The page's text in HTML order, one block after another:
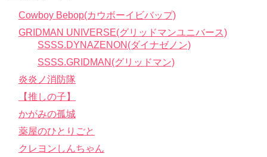
Cowboy Bebop(カウボーイビバップ)
GRIDMAN UNIVERSE(グリッドマンユニバース)
SSSS.DYNAZENON(ダイナゼノン)
SSSS.GRIDMAN(グリッドマン)
炎炎ノ消防隊
【推しの子】
かがみの孤城
薬屋のひとりごと
クレヨンしんちゃん